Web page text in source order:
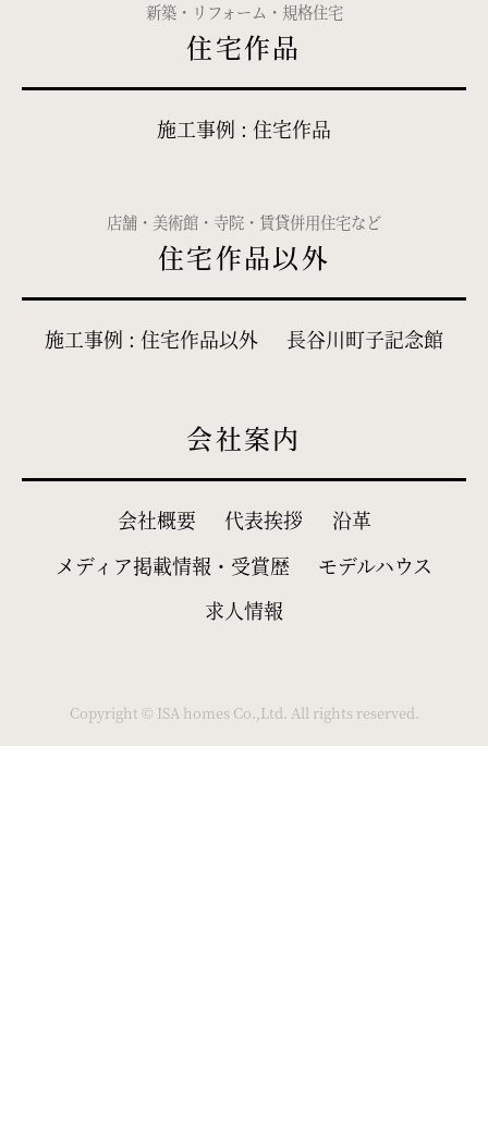
新築・リフォーム・規格住宅
住宅作品
施工事例 : 住宅作品
店舗・美術館・寺院・賃貸併用住宅など
住宅作品以外
施工事例 : 住宅作品以外 長谷川町子記念館
会社案内
会社概要 代表挨拶
沿革
メディア掲載情報・受賞歴
モデルハウス
求人情報
Copyright © ISA homes Co.,Ltd. All rights reserved.